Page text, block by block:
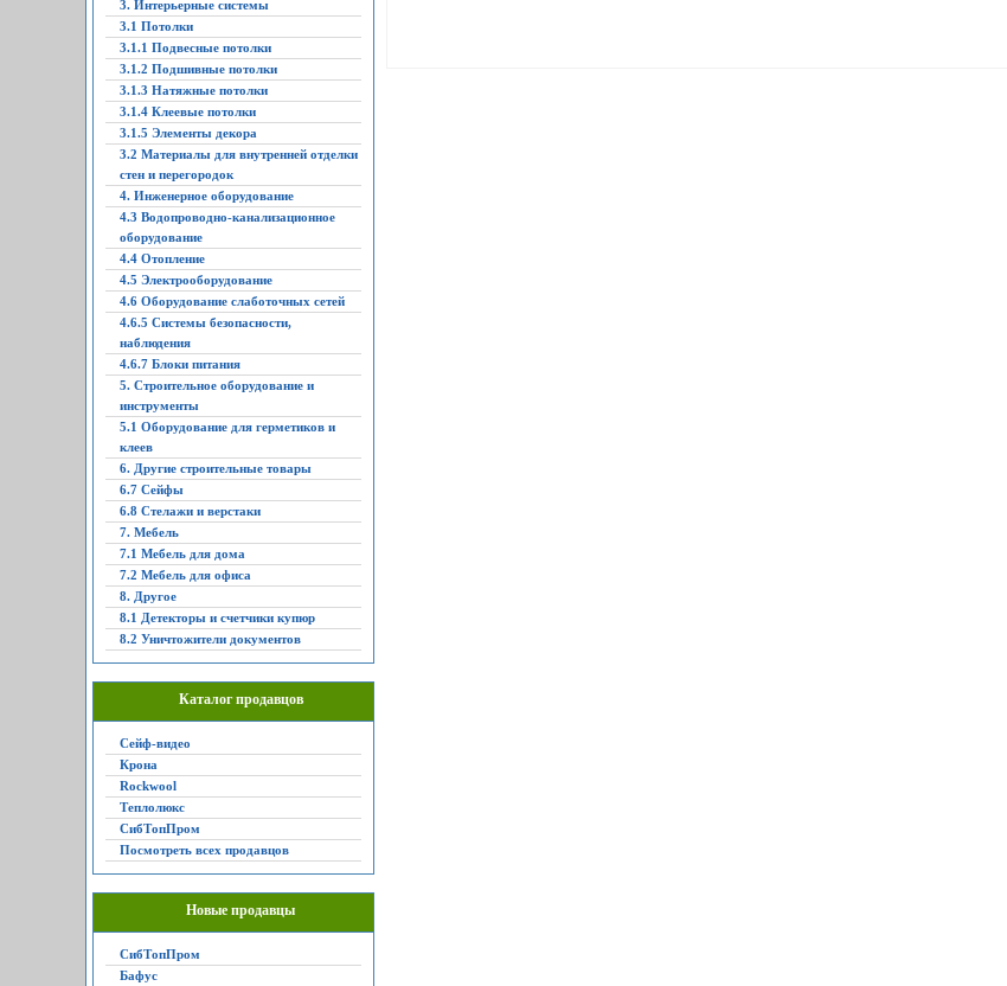
3. Интерьерные системы
3.1 Потолки
3.1.1 Подвесные потолки
3.1.2 Подшивные потолки
3.1.3 Натяжные потолки
3.1.4 Клеевые потолки
3.1.5 Элементы декора
3.2 Материалы для внутренней отделки
стен и перегородок
4. Инженерное оборудование
4.3 Водопроводно-канализационное
оборудование
4.4 Отопление
4.5 Электрооборудование
4.6 Оборудование слаботочных сетей
4.6.5 Системы безопасности,
наблюдения
4.6.7 Блоки питания
5. Строительное оборудование и
инструменты
5.1 Оборудование для герметиков и
клеев
6. Другие строительные товары
6.7 Сейфы
6.8 Стелажи и верстаки
7. Мебель
7.1 Мебель для дома
7.2 Мебель для офиса
8. Другое
8.1 Детекторы и счетчики купюр
8.2 Уничтожители документов
Каталог продавцов
Сейф-видео
Крона
Rockwool
Теплолюкс
СибТопПром
Посмотреть всех продавцов
Новые продавцы
СибТопПром
Бафус